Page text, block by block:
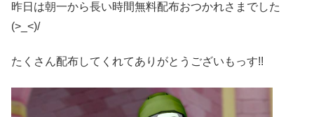
昨日は朝一から長い時間無料配布おつかれさまでした
(>_<)/
たくさん配布してくれてありがとうございもっす!!